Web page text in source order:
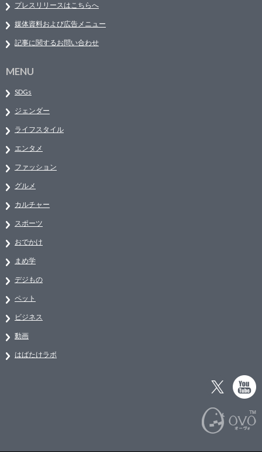
プレスリリースはこちらへ
媒体資料および広告メニュー
記事に関するお問い合わせ
MENU
SDGs
ジェンダー
ライフスタイル
エンタメ
ファッション
グルメ
カルチャー
スポーツ
おでかけ
まめ学
デジもの
ペット
ビジネス
動画
はばたけラボ